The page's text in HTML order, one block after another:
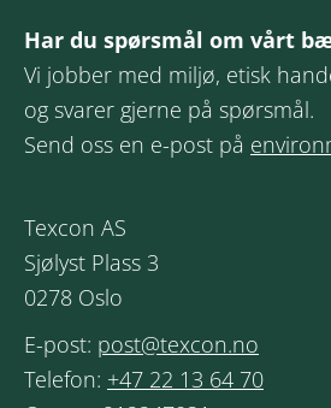
Har du spørsmål om vårt
Vi jobber med miljø, etisk
og svarer gjerne på spørsmål.
Send oss en e-post på
Texcon AS
Sjølyst Plass 3
0278 Oslo
E-post: post@texcon.no
Telefon: +47 22 13 64 70